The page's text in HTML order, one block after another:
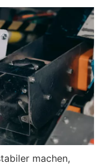
machen,